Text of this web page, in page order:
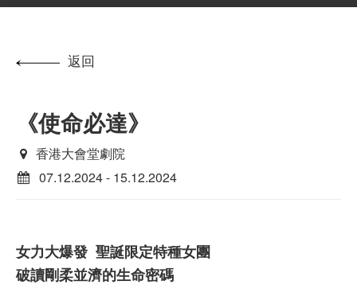
返回
《使命必達》
香港大會堂劇院
07.12.2024 - 15.12.2024
女力大爆發 聖誕限定特種女團
破讀剛柔並濟的生命密碼